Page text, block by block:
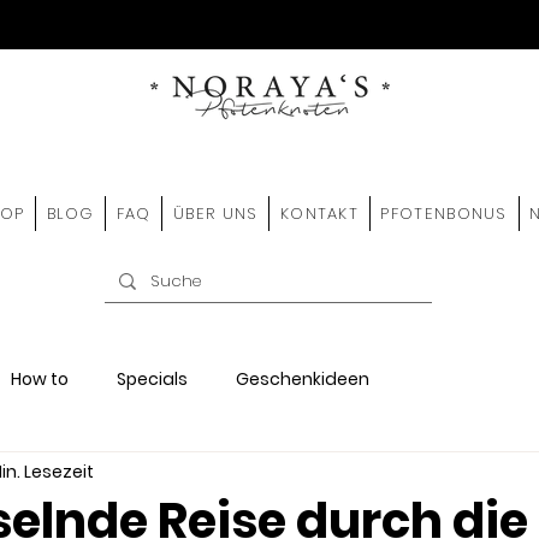
BLOG FAQ ÜBER UNS KONTAKT PFOTENBONUS
How to Specials Geschenkideen
Reise durch die
Lesezeit